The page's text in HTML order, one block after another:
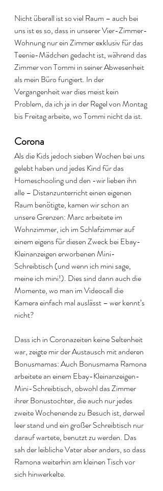
Nicht überall ist so viel Raum – auch bei
uns ist es so, dass in unserer Vier-Zimmer-
Wohnung nur ein Zimmer exklusiv für das
Teenie-Mädchen gedacht ist, während das
Zimmer von Tommi in seiner Abwesenheit
als mein Büro fungiert. In der
Vergangenheit war dies meist kein
Problem, da ich ja in der Regel von Montag
bis Freitag arbeite, wo Tommi nicht da ist.
Corona
Als die Kids jedoch sieben Wochen bei uns
gelebt haben und jedes Kind für das
Homeschooling und den -wir lieben ihn
alle – Distanzunterricht einen eigenen
Raum benötigte, kamen wir schon an
unsere Grenzen: Marc arbeitete im
Wohnzimmer, ich im Schlafzimmer auf
einem eigens für diesen Zweck bei Ebay-
Kleinanzeigen erworbenen Mini-
Schreibtisch (und wenn ich mini sage,
meine ich mini!). Dies sind dann auch die
Momente, wo man im Videocall die
Kamera einfach mal auslässt – wer kennt’s
nicht?
Dass ich in Coronazeiten keine Seltenheit
war, zeigte mir der Austausch mit anderen
Bonusmamas: Auch Bonusmama Ramona
arbeitete an einem Ebay-Kleinanzeigen-
Mini-Schreibtisch, obwohl das Zimmer
ihrer Bonustochter, die auch nur jedes
zweite Wochenende zu Besuch ist, derweil
leer stand und ein großer Schreibtisch nur
darauf wartete, benutzt zu werden. Das
sah der leibliche Vater aber anders, so dass
Ramona weiterhin am kleinen Tisch vor
sich hinwerkelte.